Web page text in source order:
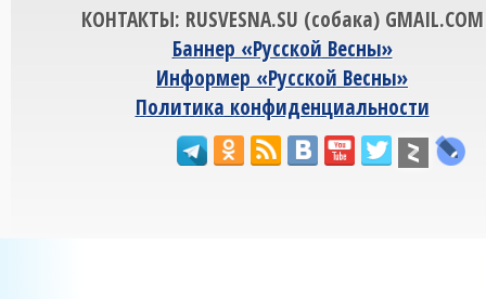
КОНТАКТЫ: RUSVESNA.SU (собака) GMAIL.COM
Баннер «Русской Весны»
Информер «Русской Весны»
Политика конфиденциальности